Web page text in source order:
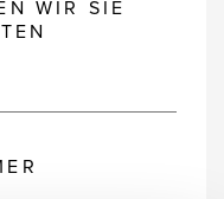
WIR SIE